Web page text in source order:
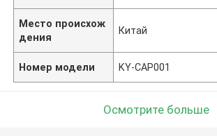
Место происхож
дения
Китай
Номер модели KY-CAP001
Осмотрите больше